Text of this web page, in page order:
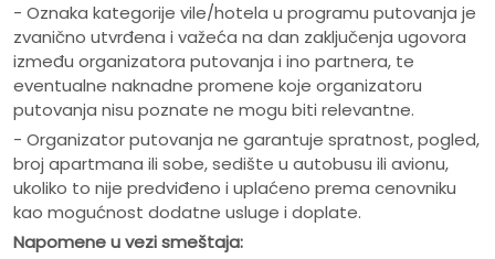
- Oznaka kategorije vile/hotela u programu putovanja je
zvanično utvrđena i važeća na dan zaključenja ugovora
između organizatora putovanja i ino partnera, te
eventualne naknadne promene koje organizatoru
putovanja nisu poznate ne mogu biti relevantne.
- Organizator putovanja ne garantuje spratnost, pogled,
broj apartmana ili sobe, sedište u autobusu ili avionu,
ukoliko to nije predviđeno i uplaćeno prema cenovniku
kao mogućnost dodatne usluge i doplate.
Napomene u vezi smeštaja: